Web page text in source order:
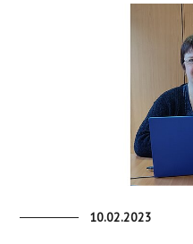
10.02.2023